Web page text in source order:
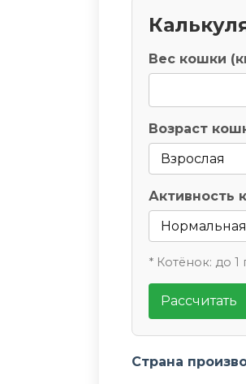
Вес кошки
Возраст
Активность
* Котёнок: до 1
Рассчитать
Страна